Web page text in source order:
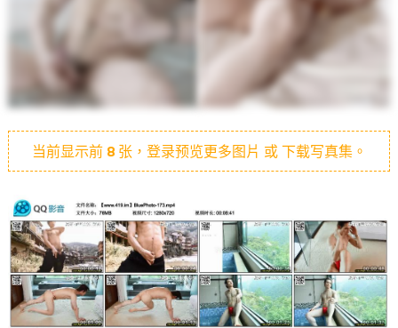
当前显示前 8张，登录预览更多图片 或 下载写真集。